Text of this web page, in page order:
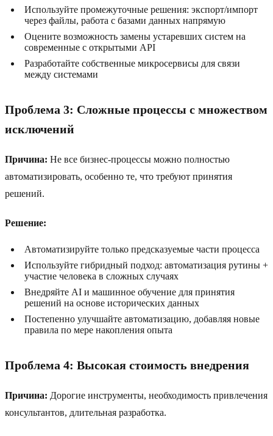
Используйте промежуточные решения: экспорт/импорт
через файлы, работа с базами данных напрямую
Оцените возможность замены устаревших систем на
современные с открытыми API
Разработайте собственные микросервисы для связи
между системами
Проблема 3: Сложные процессы с множеством
исключений
Причина: Не все бизнес-процессы можно полностью
автоматизировать, особенно те, что требуют принятия
решений.
Решение:
Автоматизируйте только предсказуемые части процесса
Используйте гибридный подход: автоматизация рутины +
участие человека в сложных случаях
Внедряйте AI и машинное обучение для принятия
решений на основе исторических данных
Постепенно улучшайте автоматизацию, добавляя новые
правила по мере накопления опыта
Проблема 4: Высокая стоимость внедрения
Причина: Дорогие инструменты, необходимость привлечения
консультантов, длительная разработка.